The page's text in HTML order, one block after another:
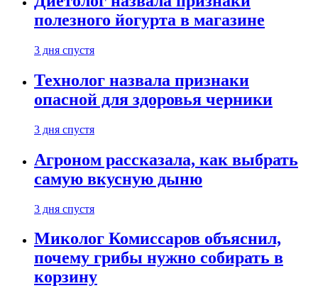
полезного йогурта в магазине
3 дня спустя
Технолог назвала признаки
опасной для здоровья черники
3 дня спустя
Агроном рассказала, как выбрать
самую вкусную дыню
3 дня спустя
Миколог Комиссаров объяснил,
почему грибы нужно собирать в
корзину